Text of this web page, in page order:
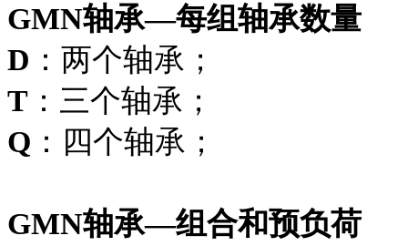
GMN轴承—每组轴承数量
D ：两个轴承；
T ：三个轴承；
Q ：四个轴承；
GMN轴承—组合和预负荷